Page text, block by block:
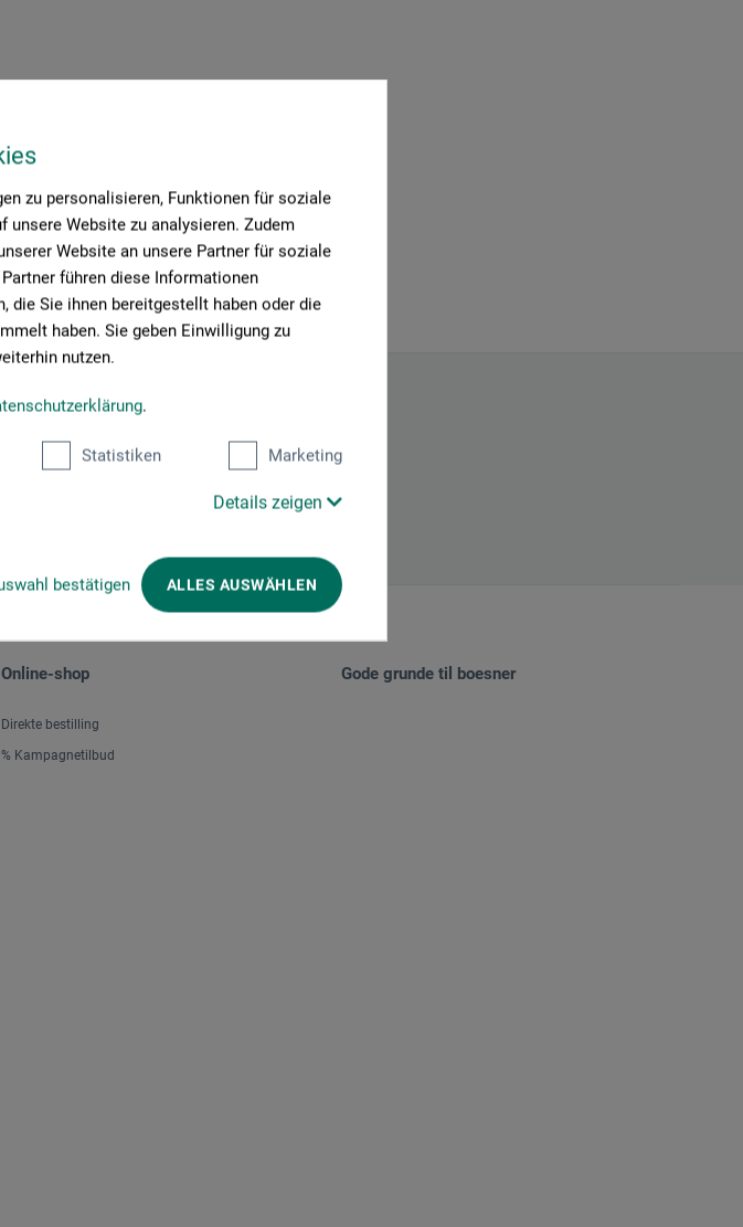
zu personalisieren, Funktionen für soziale
unsere Website zu analysieren. Zudem
Website an unsere Partner für soziale
führen diese Informationen
die Sie ihnen bereitgestellt haben oder die
haben. Sie geben Einwilligung zu
nutzen.
.
Statistiken Marketing
Details zeigen
bestätigen ALLES AUSWÄHLEN
Online-shop
Direkte bestilling
% Kampagnetilbud
Gode grunde til boesner